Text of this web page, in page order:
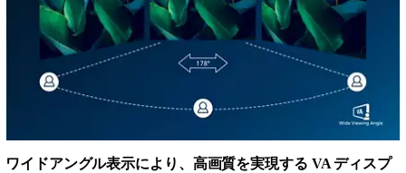
ワイドアングル表示により、高画質を実現する VA ディスプ